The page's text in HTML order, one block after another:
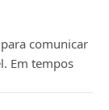
comunicar
Em tempos